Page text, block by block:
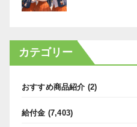
カテゴリー
おすすめ商品紹介 (2)
給付金 (7,403)